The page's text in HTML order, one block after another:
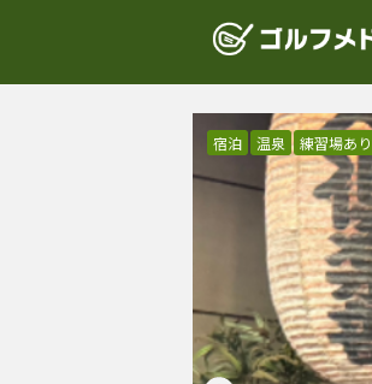
宿泊 温泉 練習場あり